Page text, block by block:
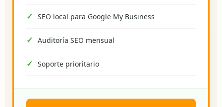
SEO local para Google My Business
Auditoría SEO mensual
Soporte prioritario